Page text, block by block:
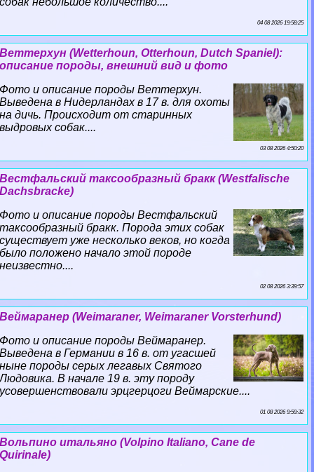
04 08 2026 19:58:25
Веттерхун (Wetterhoun, Otterhoun, Dutch Spaniel):
описание породы, внешний вид и фото
Фото и описание породы Веттерхун.
Выведена в Нидерландах в 17 в. для охоты
на дичь. Происходит от старинных
выдровых собак....
03 08 2026 4:50:20
Вестфальский таксообразный бpaкк (Westfalische
Dachsbracke)
Фото и описание породы Вестфальский
таксообразный бpaкк. Порода этих собак
существует уже несколько веков, но когда
было положено начало этой породе
неизвестно....
02 08 2026 3:39:57
Веймаранер (Weimaraner, Weimaraner Vorsterhund)
Фото и описание породы Веймаранер.
Выведена в Германии в 16 в. от угасшей
ныне породы серых легавых Святого
Людовика. В начале 19 в. эту породу
усовершенствовали эрцгерцоги Веймарские....
01 08 2026 9:59:32
Вольпино итальяно (Volpino Italiano, Cane de
Quirinale)